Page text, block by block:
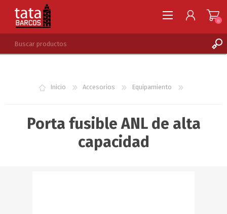
LISTA DE DESEOS
0
Inicio Accesorios Equipamiento
Porta fusible ANL de alta
capacidad